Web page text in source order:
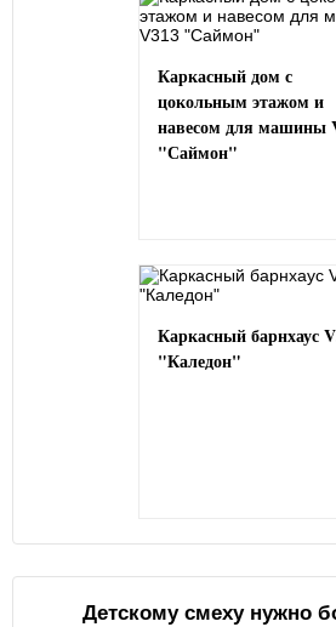
Каркасный дом с
цокольным этажом и
навесом для машины
"Саймон"
Каркасный барнхаус
"Каледон"
Детскому смеху нужно